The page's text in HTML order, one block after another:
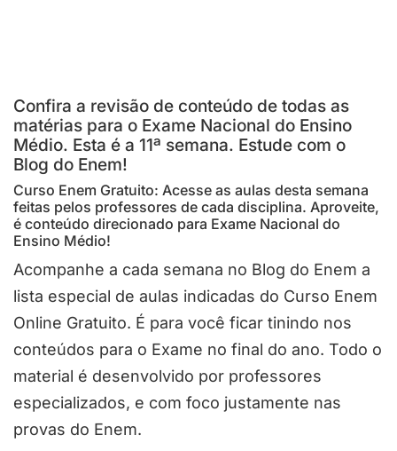
Confira a revisão de conteúdo de todas as
matérias para o Exame Nacional do Ensino
Médio. Esta é a 11ª semana. Estude com o
Blog do Enem!
Curso Enem Gratuito: Acesse as aulas desta semana
feitas pelos professores de cada disciplina. Aproveite,
é conteúdo direcionado para Exame Nacional do
Ensino Médio!
Acompanhe a cada semana no Blog do Enem a
lista especial de aulas indicadas do Curso Enem
Online Gratuito. É para você ficar tinindo nos
conteúdos para o Exame no final do ano. Todo o
material é desenvolvido por professores
especializados, e com foco justamente nas
provas do Enem.